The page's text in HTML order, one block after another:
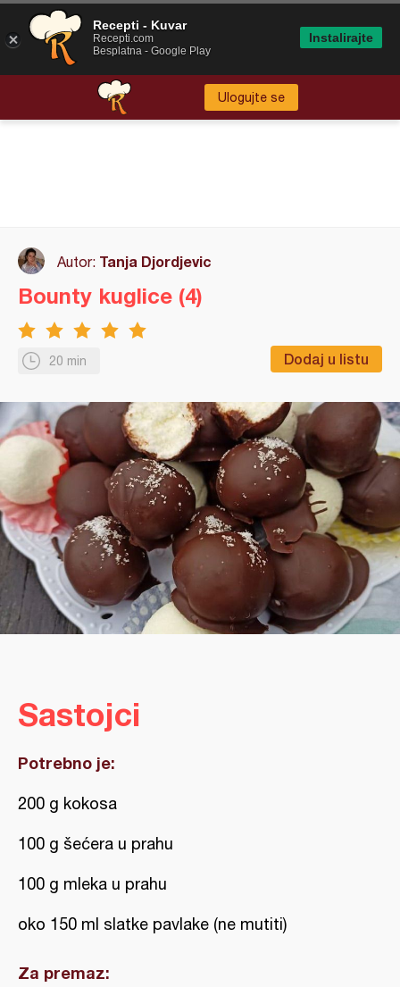
Ulogujte se
Autor: Tanja Djordjevic
20 min Dodaj u listu
Bounty kuglice (4)
Sastojci
Potrebno je:
200 g kokosa
100 g šećera u prahu
100 g mleka u prahu
oko 150 ml slatke pavlake (ne mutiti)
Za premaz:
Recepti - Kuvar
Recepti.com
Besplatna - Google Play
Instalirajte